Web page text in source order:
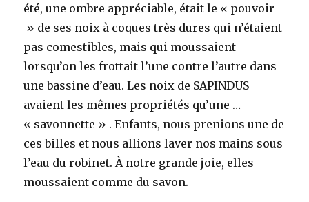
été, une ombre appréciable, était le « pouvoir
» de ses noix à coques très dures qui n’étaient
pas comestibles, mais qui moussaient
lorsqu’on les frottait l’une contre l’autre dans
une bassine d’eau. Les noix de SAPINDUS
avaient les mêmes propriétés qu’une …
« savonnette » . Enfants, nous prenions une de
ces billes et nous allions laver nos mains sous
l’eau du robinet. À notre grande joie, elles
moussaient comme du savon.